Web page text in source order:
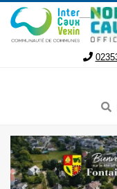
Aller
contenu